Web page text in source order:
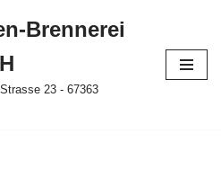
Brennerei
23 - 67363